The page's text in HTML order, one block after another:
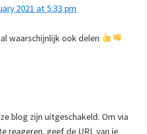
2021 at 5:33 pm
waarschijnlijk ook delen
blog zijn uitgeschakeld. Om via
reageren, geef de URL van je